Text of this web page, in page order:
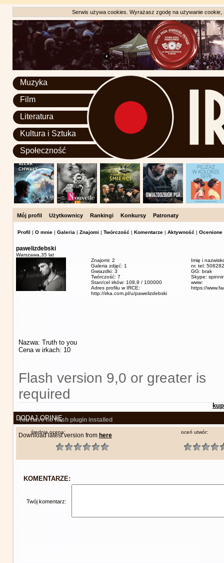
Serwis używa cookies. Wyrażasz zgodę na używanie
Muzyka
Film
Literatura
Kultura i Sztuka
Społeczność
Mój profil Użytkownicy Rankingi Konkursy Patronaty
Profil | O mnie | Galeria | Znajomi | Twórczość | Komentarze | Aktywność | Ocenione
pawelizdebski
Warszawa, 35 lat
Znajomi: 2
Galeria zdjęć: 1
Gwiazdki: 3
Twórczość: 7
Stan/cel irków: 108,9 / 100000
Adres profilu w IRCE:
http://irka.com.pl/u/pawelizdebski
Imię i
nr. tel:
GG: brak
Skype:
www:
https://
Nazwa: Truth to you
Cena w irkach: 10
Flash version 9,0 or greater is
required
You have no flash plugin installed
Download latest version from here
DODAJ OPINIĘ
średnia ocena: oceń utwór:
KOMENTARZE:
Twój komentarz: